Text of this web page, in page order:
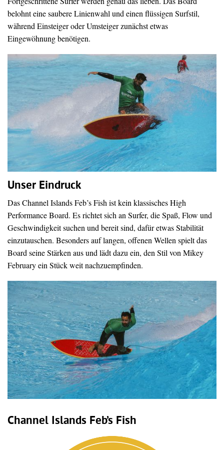
belohnt eine saubere Linienwahl und einen flüssigen Surfstil,
während Einsteiger oder Umsteiger zunächst etwas
Eingewöhnung benötigen.
Unser Eindruck
Das Channel Islands Feb’s Fish ist kein klassisches High
Performance Board. Es richtet sich an Surfer, die Spaß, Flow und
Geschwindigkeit suchen und bereit sind, dafür etwas Stabilität
einzutauschen. Besonders auf langen, offenen Wellen spielt das
Board seine Stärken aus und lädt dazu ein, den Stil von Mikey
February ein Stück weit nachzuempfinden.
Channel Islands Feb’s Fish